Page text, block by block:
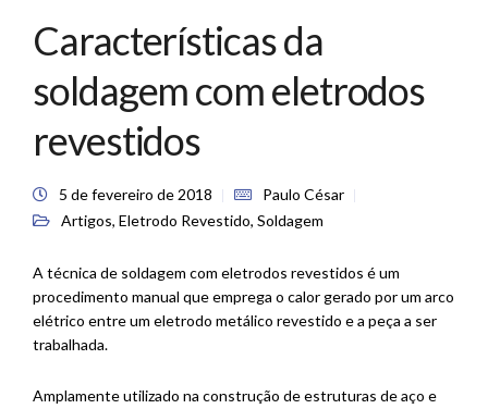
Características da
soldagem com eletrodos
revestidos
5 de fevereiro de 2018
Paulo César
Artigos, Eletrodo Revestido, Soldagem
A técnica de soldagem com eletrodos revestidos é um
procedimento manual que emprega o calor gerado por um arco
elétrico entre um eletrodo metálico revestido e a peça a ser
trabalhada.
Amplamente utilizado na construção de estruturas de aço e